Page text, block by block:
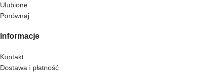
Ulubione
Porównaj
Informacje
Kontakt
Dostawa i płatność